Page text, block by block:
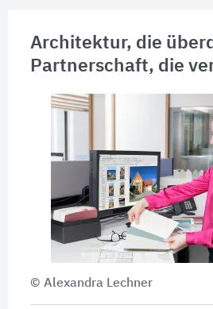
Architektur, die
Partnerschaft, die
© Alexandra Lechner